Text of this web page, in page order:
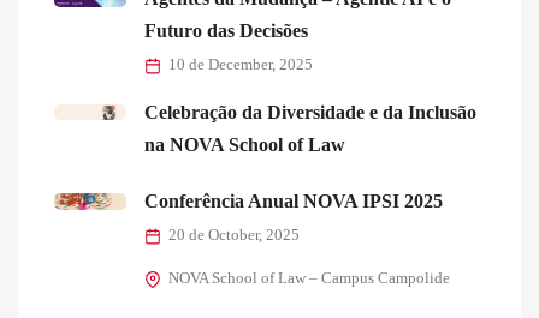
Futuro das Decisões
10 de December, 2025
Celebração da Diversidade e da Inclusão
na NOVA School of Law
Conferência Anual NOVA IPSI 2025
20 de October, 2025
NOVA School of Law – Campus Campolide